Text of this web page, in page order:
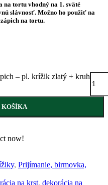
tortu vhodný na 1. sväté
slávnosť. Možno ho použiť na
na tortu.
– pl. krížik zlatý + kruh
KOŠÍKA
now!
, Prijímanie, birmovka,
na krst, dekorácia na